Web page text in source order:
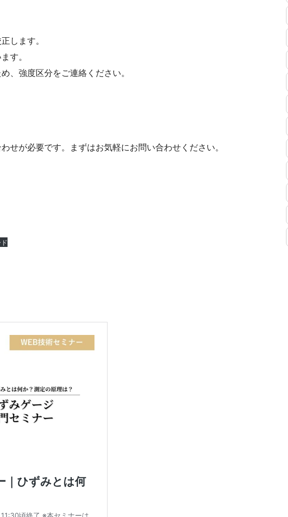
します。
す。
、強度区分をご連絡ください。
せが必要です。まずはお気軽にお問い合わせください。